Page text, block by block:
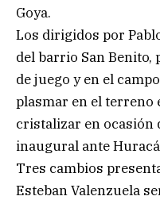
Goya.
Los dirigidos por
del barrio San Benito,
de juego y en el
plasmar en el terreno
cristalizar en ocasión
inaugural ante
Tres cambios
Esteban Valenzuela